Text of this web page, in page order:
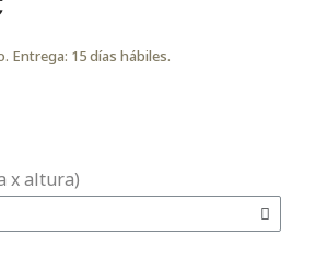
Entrega: 15 días hábiles.
x altura)